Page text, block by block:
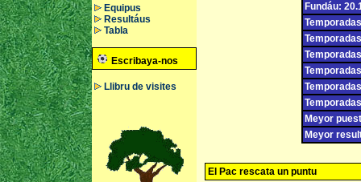
Equipus
Resultáus
Tabla
Escribaya-nos
Llibru de visites
Fundáu:
Meyor
Meyor
El Pac rescata un puntu